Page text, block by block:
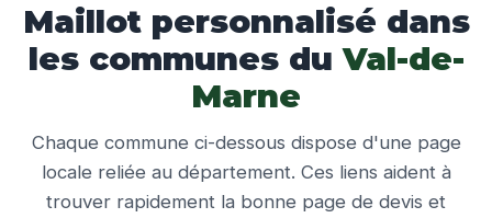
Maillot personnalisé dans
les communes duVal-de-
Marne
Chaque commune ci-dessous dispose d'une page
locale reliée au département. Ces liens aident à
trouver rapidement la bonne page de devis et